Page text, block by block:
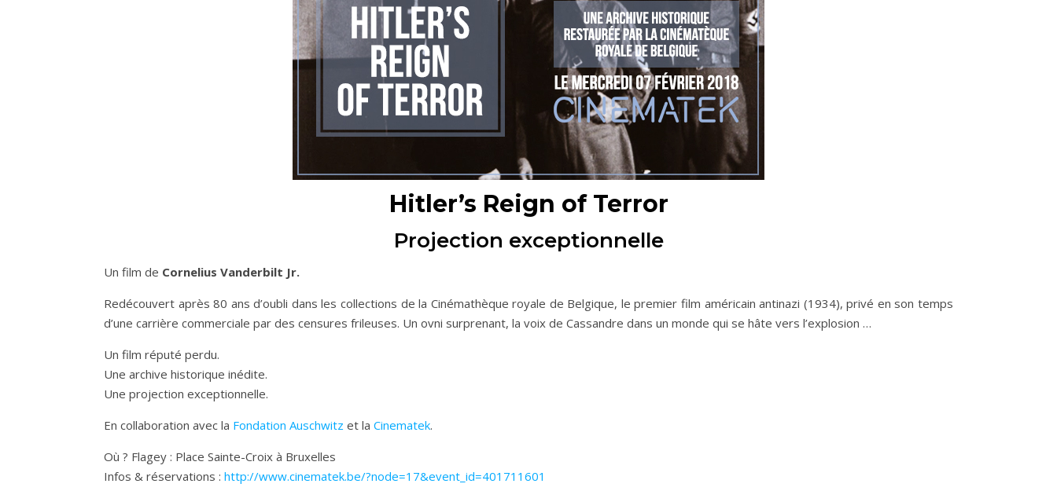
Hitler’s Reign of Terror
Projection exceptionnelle
Un film de Cornelius Vanderbilt Jr.
Redécouvert après 80 ans d’oubli dans les collections de la Cinémathèque royale de Belgique, le premier film américain antinazi (1934), privé en son temps
d’une carrière commerciale par des censures frileuses. Un ovni surprenant, la voix de Cassandre dans un monde qui se hâte vers l’explosion …
Un film réputé perdu.
Une archive historique inédite.
Une projection exceptionnelle.
En collaboration avec la Fondation Auschwitz et la Cinematek.
Où ? Flagey : Place Sainte-Croix à Bruxelles
Infos & réservations : http://www.cinematek.be/?node=17&event_id=401711601